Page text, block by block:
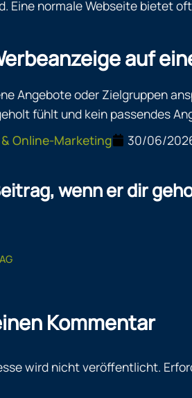
Eine normale Webseite bietet
auf
Angebote oder Zielgruppen
fühlt und kein passendes
Online-Marketing
30/06/
wenn er dir
Kommentar
wird nicht veröffentlicht.